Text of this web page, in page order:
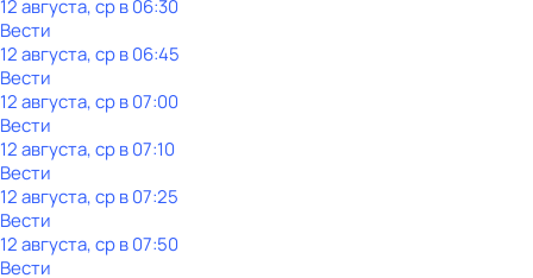
12 августа, ср в 06:30
Вести
12 августа, ср в 06:45
Вести
12 августа, ср в 07:00
Вести
12 августа, ср в 07:10
Вести
12 августа, ср в 07:25
Вести
12 августа, ср в 07:50
Вести